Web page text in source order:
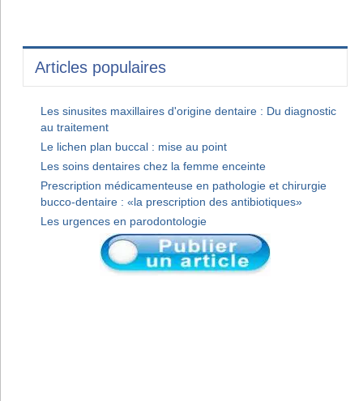
Articles populaires
Les sinusites maxillaires d'origine dentaire : Du diagnostic
au traitement
Le lichen plan buccal : mise au point
Les soins dentaires chez la femme enceinte
Prescription médicamenteuse en pathologie et chirurgie
bucco-dentaire : «la prescription des antibiotiques»
Les urgences en parodontologie